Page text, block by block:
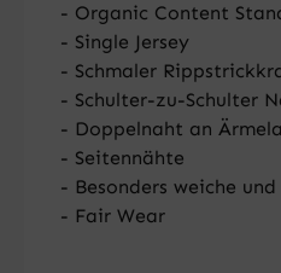
- Organic Content
- Single Jersey
- Schmaler
- Schulter-zu-Schulter
- Doppelnaht an
- Seitennähte
- Besonders weiche
- Fair Wear